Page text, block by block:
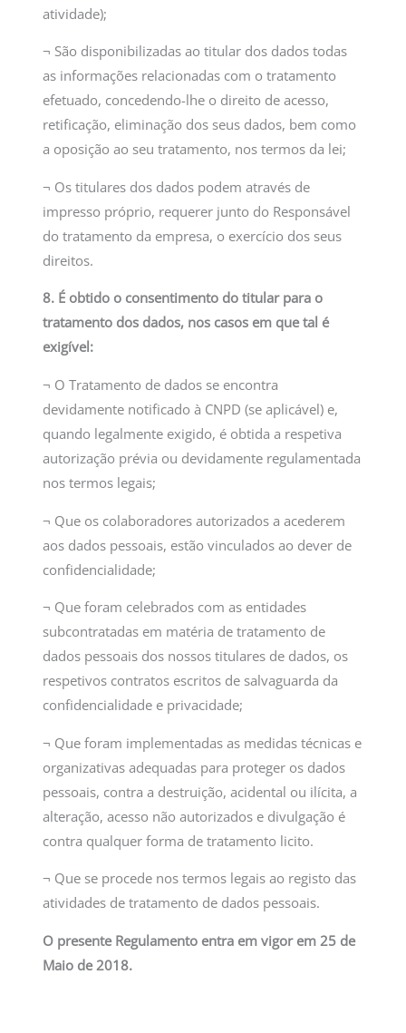
atividade);
¬ São disponibilizadas ao titular dos dados todas
as informações relacionadas com o tratamento
efetuado, concedendo-lhe o direito de acesso,
retificação, eliminação dos seus dados, bem como
a oposição ao seu tratamento, nos termos da lei;
¬ Os titulares dos dados podem através de
impresso próprio, requerer junto do Responsável
do tratamento da empresa, o exercício dos seus
direitos.
8. É obtido o consentimento do titular para o
tratamento dos dados, nos casos em que tal é
exigível:
¬ O Tratamento de dados se encontra
devidamente notificado à CNPD (se aplicável) e,
quando legalmente exigido, é obtida a respetiva
autorização prévia ou devidamente regulamentada
nos termos legais;
¬ Que os colaboradores autorizados a acederem
aos dados pessoais, estão vinculados ao dever de
confidencialidade;
¬ Que foram celebrados com as entidades
subcontratadas em matéria de tratamento de
dados pessoais dos nossos titulares de dados, os
respetivos contratos escritos de salvaguarda da
confidencialidade e privacidade;
¬ Que foram implementadas as medidas técnicas e
organizativas adequadas para proteger os dados
pessoais, contra a destruição, acidental ou ilícita, a
alteração, acesso não autorizados e divulgação é
contra qualquer forma de tratamento licito.
¬ Que se procede nos termos legais ao registo das
atividades de tratamento de dados pessoais.
O presente Regulamento entra em vigor em 25 de
Maio de 2018.